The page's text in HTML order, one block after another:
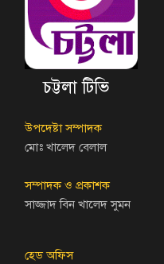
চট্টলা টিভি
উপদেষ্টা সম্পাদক
মোঃ খালেদ বেলাল
সম্পাদক ও প্রকাশক
সাজ্জাদ বিন খালেদ সুমন
হেড অফিস